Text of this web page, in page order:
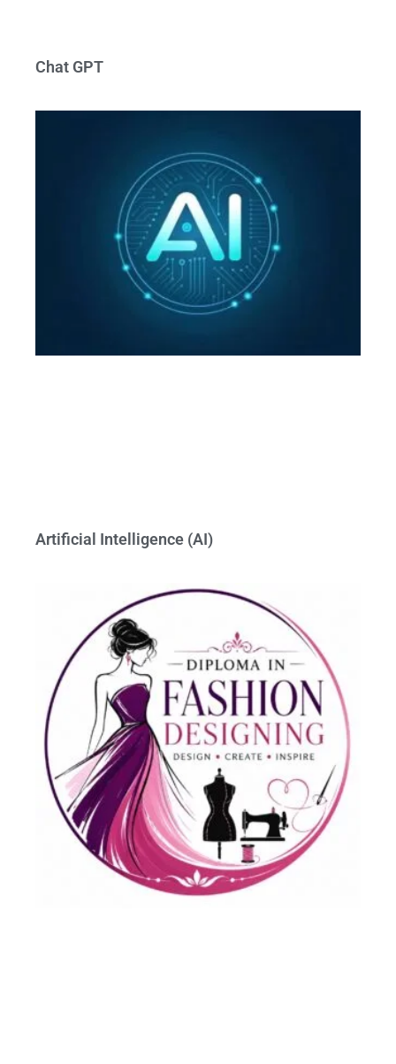
Chat GPT
Artificial Intelligence (AI)